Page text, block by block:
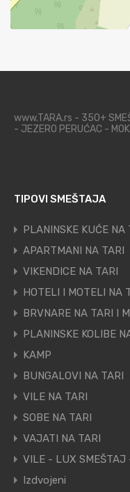
www.TARA.rs - 350+
- JEZERO PERUĆAC -
TIPOVI SMEŠTAJA
PLANINSKE KUĆE NA
APARTMANI NA TARI
VIKENDICE NA TARI
HOTELI I MOTELI NA
BRVNARE NA TARI I
PLANINSKE KOLIBE
KAMP
BUNGALOVI NA TARI
VILE NA TARI
SOBE NA TARI
VAJATI NA TARI
VILE - LUX SMEŠTAJ
Izdvojeni